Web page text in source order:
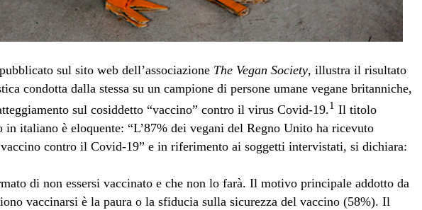
sul sito web dell’associazione The Vegan Society, illustra il risultato
condotta dalla stessa su un campione di persone umane vegane britanniche,
sul cosiddetto “vaccino” contro il virus Covid-19.1 Il titolo
in italiano è eloquente: “L’87% dei vegani del Regno Unito ha ricevuto
contro il Covid-19” e in riferimento ai soggetti intervistati, si dichiara:
di non essersi vaccinato e che non lo farà. Il motivo principale addotto da
vaccinarsi è la paura o la sfiducia sulla sicurezza del vaccino (58%). Il